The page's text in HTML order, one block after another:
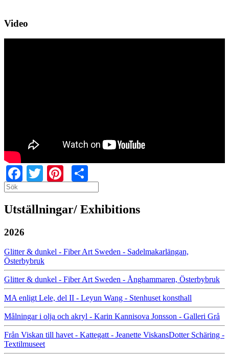
Video
Facebook
TwitterPinterest
Search
Utställningar/ Exhibitions
2026
Glitter & dunkel - Fiber Art Sweden - Sadelmakarlängan,
Österbybruk
Glitter & dunkel - Fiber Art Sweden - Ånghammaren, Österbybruk
MA enligt Lele, del II - Leyun Wang - Stenhuset konsthall
Målningar i olja och akryl - Karin Kannisova Jonsson - Galleri Grå
Från Viskan till havet - Kattegatt - Jeanette ViskansDotter Schäring -
Textilmuseet